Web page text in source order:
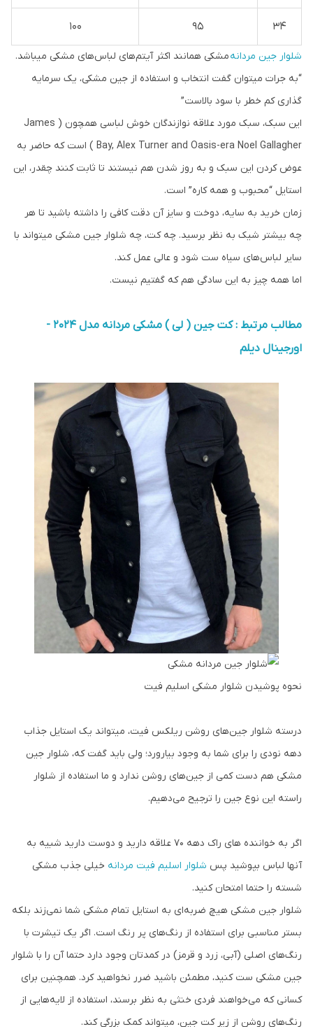
34
95
100
شلوار جین مردانه
مشکی همانند اکثر آیتم‌های لباس‌های مشکی می‎باشد.
“به جرات میتوان گفت انتخاب و استفاده از جین مشکی، یک سرمایه
گذاری کم خطر با سود بالاست”
این سبک، سبک مورد علاقه نوازندگان خوش لباسی همچون ( James
Bay, Alex Turner and Oasis-era Noel Gallagher ) است که حاضر به
عوض کردن این سبک و به روز شدن هم نیستند تا ثابت کنند چقدر، این
استایل “محبوب و همه کاره” است.
زمان خرید به سایه، دوخت و سایز آن دقت کافی را داشته باشید تا هر
چه بیشتر شیک به نظر برسید. چه کت، چه شلوار جین مشکی میتواند با
سایر لباس‌های سیاه ست شود و عالی عمل کند.
اما همه چیز به این سادگی هم که گفتیم نیست.
مطالب مرتبط : کت جین ( لی ) مشکی مردانه مدل ۲۰۲۴ -
اورجینال دیلم
نحوه پوشیدن شلوار مشکی اسلیم فیت
درسته شلوار جین‌های روشن ریلکس فیت، میتواند یک استایل جذاب
دهه نودی را برای شما به وجود بیارورد؛ ولی باید گفت که، شلوار جین
مشکی هم دست کمی از جین‌های روشن ندارد و ما استفاده از شلوار
راسته این نوع جین را ترجیح می‌دهیم.
اگر به خواننده های راک دهه 70 علاقه دارید و دوست دارید شبیه به
آنها لباس بپوشید پس شلوار اسلیم فیت مردانه خیلی جذب مشکی
شسته را حتما امتحان کنید.
شلوار جین مشکی هیچ ضربه‌ای به استایل تمام مشکی شما نمی‌زند بلکه
بستر مناسبی برای استفاده از رنگ‌های پر رنگ است. اگر یک تیشرت با
رنگ‌های اصلی (آبی، زرد و قرمز) در کمدتان وجود دارد حتما آن را با شلوار
جین مشکی ست کنید، مطمئن باشید ضرر نخواهید کرد. همچنین برای
کسانی که می‌خواهند فردی خنثی به نظر برسند، استفاده از لایه‌هایی از
رنگ‌های روشن از زیر کت جین، میتواند کمک بزرگی کند.